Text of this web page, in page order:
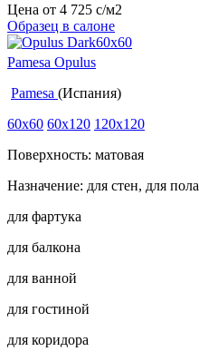
Цена от 4 725 c/м2
Образец в салоне
Pamesa Opulus
Pamesa (Испания)
60x60 60x120 120x120
Поверхность: матовая
Назначение: для стен, для пола
для фартука
для балкона
для ванной
для гостиной
для коридора